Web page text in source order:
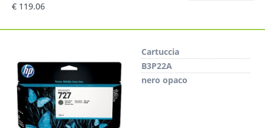
€ 119.06
Cartuccia
B3P22A
nero opaco